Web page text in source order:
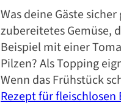
Was deine Gäste
zubereitetes Gemüse,
Beispiel mit einer
Pilzen? Als Topping
Wenn das Frühstück
Rezept für fleischlosen